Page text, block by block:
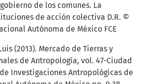
de los comunes. La
de acción colectiva D.R. ©
Autónoma de México FCE
(2013). Mercado de Tierras y
de Antropología, vol. 47-Ciudad
Investigaciones Antropológicas de